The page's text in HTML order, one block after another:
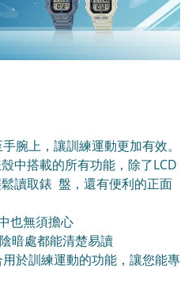
腕上，讓訓練運動更加有效。
中搭載的所有功能，除了LCD
讀取錶 盤，還有便利的正面
也無須擔心
暗處都能清楚易讀
於訓練運動的功能，讓您能專